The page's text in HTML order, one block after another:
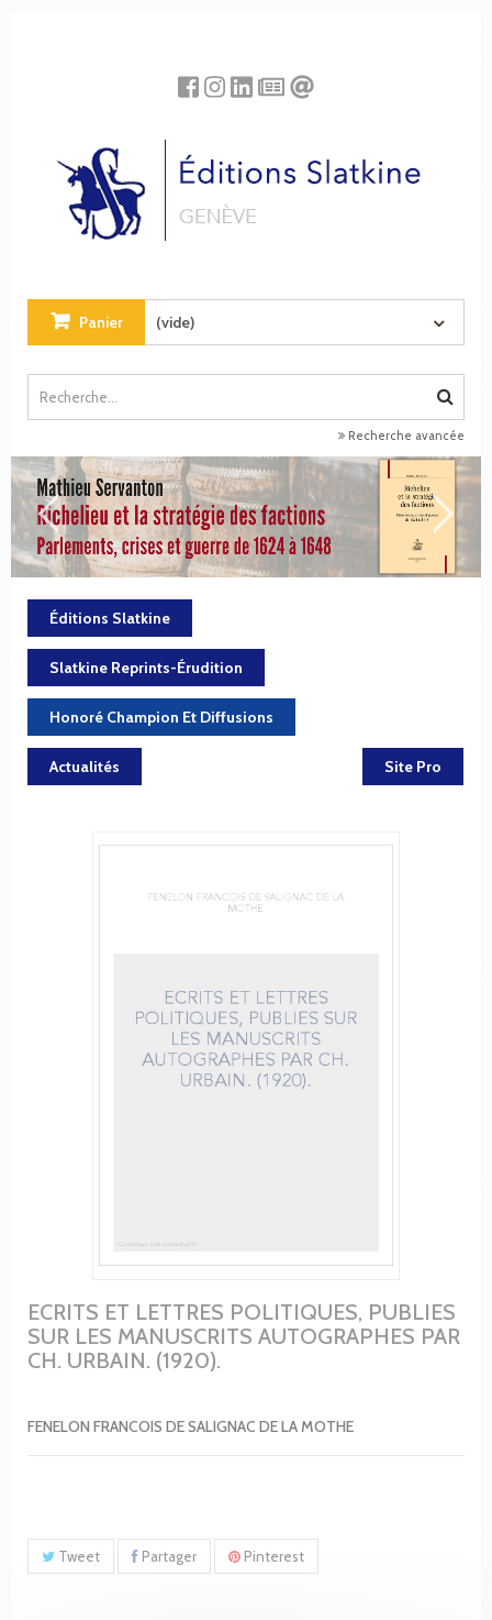
Panier (vide)
Recherche avancée
Éditions Slatkine
Slatkine Reprints-Érudition
Honoré Champion Et Diffusions
Actualités Site Pro
ECRITS ET LETTRES POLITIQUES, PUBLIES
SUR LES MANUSCRITS AUTOGRAPHES PAR
CH. URBAIN. (1920).
FENELON FRANCOIS DE SALIGNAC DE LA MOTHE
Tweet Partager Pinterest